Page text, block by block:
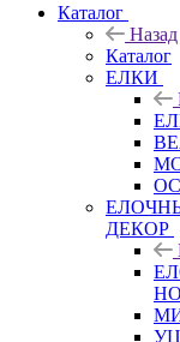
Каталог
Назад
Каталог
ЕЛКИ
ДЕКОР